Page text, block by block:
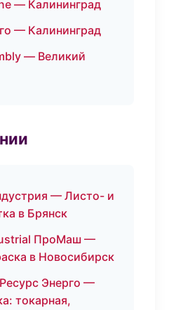
— Калининград
— Калининград
— Великий
— Листо- и
в Брянск
ПроМаш —
в Новосибирск
Энерго —
токарная,